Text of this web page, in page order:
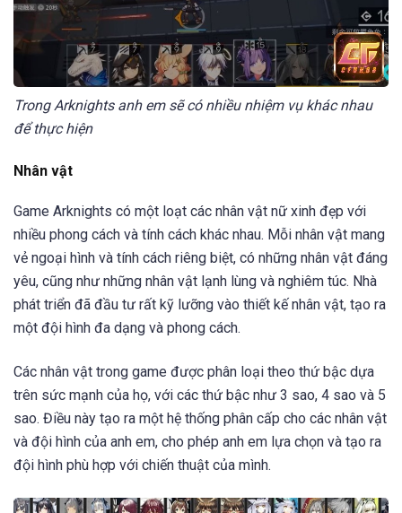
Trong Arknights anh em sẽ có nhiều nhiệm vụ khác nhau
để thực hiện
Nhân vật
Game Arknights có một loạt các nhân vật nữ xinh đẹp với
nhiều phong cách và tính cách khác nhau. Mỗi nhân vật mang
vẻ ngoại hình và tính cách riêng biệt, có những nhân vật đáng
yêu, cũng như những nhân vật lạnh lùng và nghiêm túc. Nhà
phát triển đã đầu tư rất kỹ lưỡng vào thiết kế nhân vật, tạo ra
một đội hình đa dạng và phong cách.
Các nhân vật trong game được phân loại theo thứ bậc dựa
trên sức mạnh của họ, với các thứ bậc như 3 sao, 4 sao và 5
sao. Điều này tạo ra một hệ thống phân cấp cho các nhân vật
và đội hình của anh em, cho phép anh em lựa chọn và tạo ra
đội hình phù hợp với chiến thuật của mình.